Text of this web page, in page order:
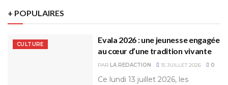
+ POPULAIRES
CULTURE
Evala 2026 : une jeunesse engagée
au cœur d’une tradition vivante
PAR LA REDACTION 15 JUILLET 2026 0
Ce lundi 13 juillet 2026, les